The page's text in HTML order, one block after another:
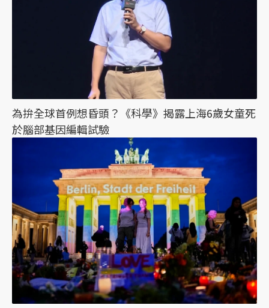
為拚全球首例想昏頭？《科學》揭露上海6歲女童死
於腦部基因編輯試驗